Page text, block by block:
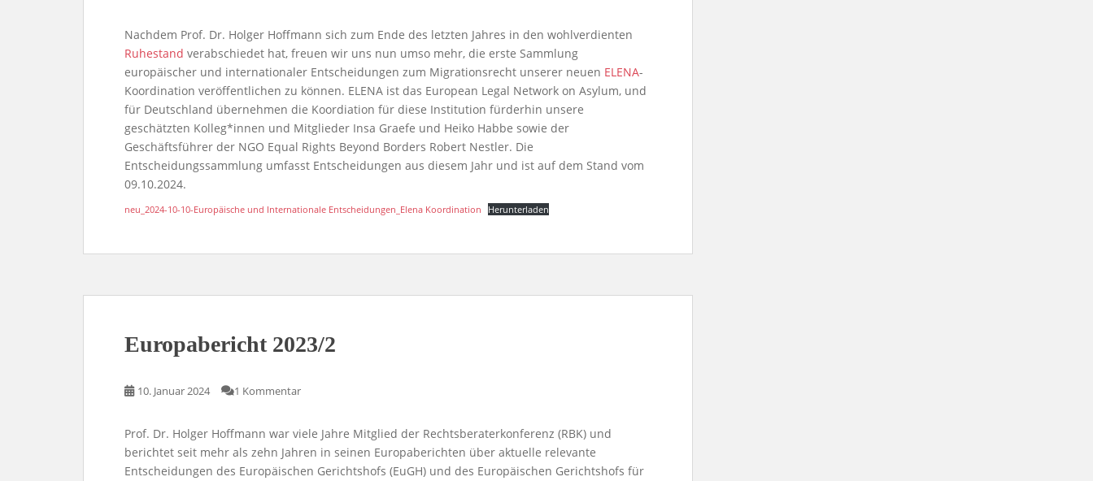
Nachdem Prof. Dr. Holger Hoffmann sich zum Ende des letzten Jahres in den wohlverdienten
Ruhestand verabschiedet hat, freuen wir uns nun umso mehr, die erste Sammlung
europäischer und internationaler Entscheidungen zum Migrationsrecht unserer neuen ELENA-
Koordination veröffentlichen zu können. ELENA ist das European Legal Network on Asylum, und
für Deutschland übernehmen die Koordiation für diese Institution fürderhin unsere
geschätzten Kolleg*innen und Mitglieder Insa Graefe und Heiko Habbe sowie der
Geschäftsführer der NGO Equal Rights Beyond Borders Robert Nestler. Die
Entscheidungssammlung umfasst Entscheidungen aus diesem Jahr und ist auf dem Stand vom
09.10.2024.
neu_2024-10-10-Europäische und Internationale Entscheidungen_Elena Koordination Herunterladen
Europabericht 2023/2
10. Januar 2024 1 Kommentar
Prof. Dr. Holger Hoffmann war viele Jahre Mitglied der Rechtsberaterkonferenz (RBK) und
berichtet seit mehr als zehn Jahren in seinen Europaberichten über aktuelle relevante
Entscheidungen des Europäischen Gerichtshofs (EuGH) und des Europäischen Gerichtshofs für